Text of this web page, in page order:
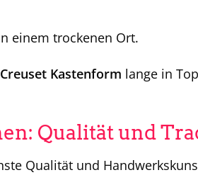
einem trockenen Ort.
Kastenform lange in
Qualität und
Qualität und